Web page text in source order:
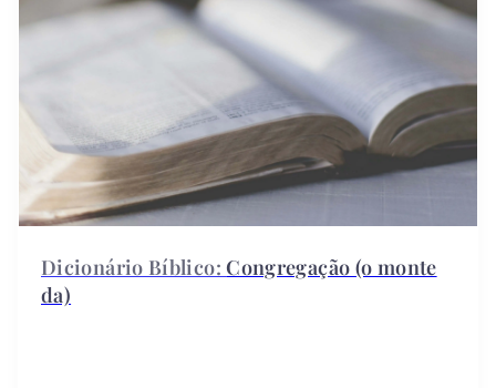
Congregação (o monte
da)